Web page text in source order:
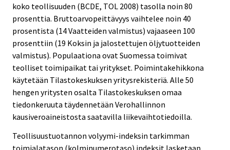
koko teollisuuden (BCDE, TOL 2008) tasolla noin 80
prosenttia. Bruttoarvopeittävyys vaihtelee noin 40
prosentista (14 Vaatteiden valmistus) vajaaseen 100
prosenttiin (19 Koksin ja jalostettujen öljytuotteiden
valmistus). Populaationa ovat Suomessa toimivat
teolliset toimipaikat tai yritykset. Poimintakehikkona
käytetään Tilastokeskuksen yritysrekisteriä. Alle 50
hengen yritysten osalta Tilastokeskuksen omaa
tiedonkeruuta täydennetään Verohallinnon
kausiveroaineistosta saatavilla liikevaihtotiedoilla.
Teollisuustuotannon volyymi-indeksin tarkimman